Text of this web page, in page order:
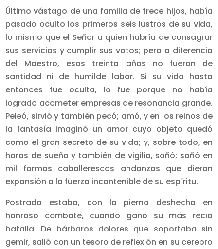
Último vástago de una familia de trece hijos, había
pasado oculto los primeros seis lustros de su vida,
lo mismo que el Señor a quien habría de consagrar
sus servicios y cumplir sus votos; pero a diferencia
del Maestro, esos treinta años no fueron de
santidad ni de humilde labor. Si su vida hasta
entonces fue oculta, lo fue porque no había
logrado acometer empresas de resonancia grande.
Peleó, sirvió y también pecó; amó, y en los reinos de
la fantasía imaginó un amor cuyo objeto quedó
como el gran secreto de su vida; y, sobre todo, en
horas de sueño y también de vigilia, soñó; soñó en
mil formas caballerescas andanzas que dieran
expansión a la fuerza incontenible de su espíritu.
Postrado estaba, con la pierna deshecha en
honroso combate, cuando ganó su más recia
batalla. De bárbaros dolores que soportaba sin
gemir, salió con un tesoro de reflexión en su cerebro